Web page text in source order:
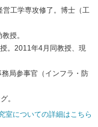
工学専攻修了。博士（工
授。
。2011年4月同教授、現
局参事官（インフラ・防
。
室についての詳細はこちら